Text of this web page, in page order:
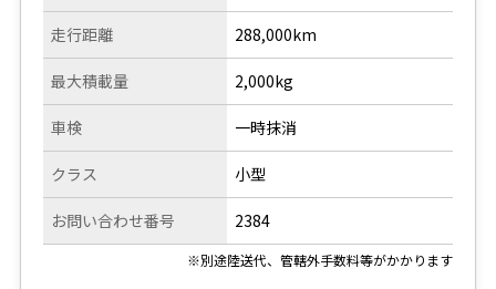
走行距離 288,000km
最大積載量
車検
クラス
お問い合わせ番号
2,000kg
一時抹消
小型
2384
※別途陸送代、管轄外手数料等がかかります